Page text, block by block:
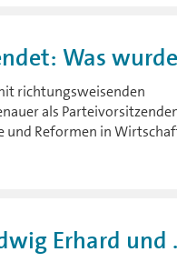
Was
richtungsweisenden
als
und Reformen in
Erhard und